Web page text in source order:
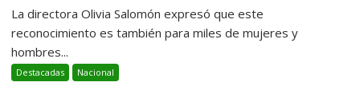
La directora Olivia Salomón expresó que este
reconocimiento es también para miles de mujeres y
hombres...
Destacadas Nacional